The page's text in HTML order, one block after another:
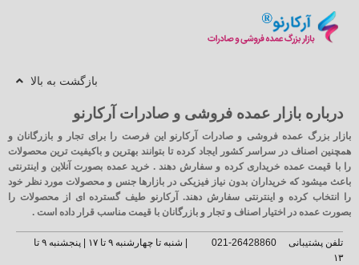
بازگشت به بالا
درباره بازار عمده فروشی و صادرات آرکارنو
بازار بزرگ عمده فروشی و صادرات آرکارنو این فرصت را برای تجار و بازرگانان و
همچنین اصناف در سراسر کشور ایجاد کرده تا بتوانند بهترین و باکیفیت ترین محصولات
را با قیمت عمده خریداری کرده و سفارش دهند . خرید عمده بصورت آنلاین و اینترنتی
باعث میشود که خریداران بدون نیاز فیزیکی در بازارها جنس و محصولات مورد نظر خود
را انتخاب کرده و اینترنتی سفارش دهند. آرکارنو طیف گسترده ای از محصولات را
بصورت عمده در اختیار اصناف و تجار و بازرگانان با قیمت مناسب قرار داده است .
تلفن پشتیبانی 26428860-021
| شنبه تا چهارشنبه ۹ تا ۱۷ | پنجشنبه ۹ تا
۱۳